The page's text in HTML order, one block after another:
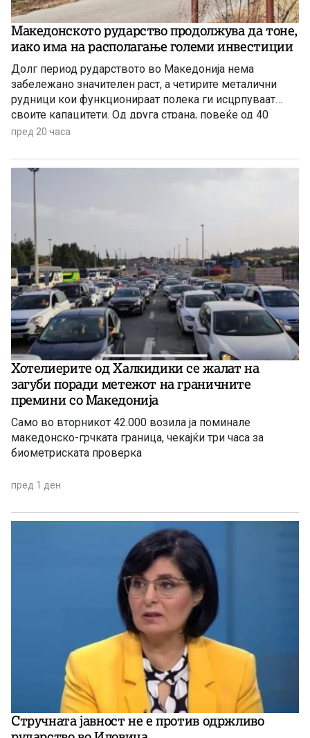
Македонското рударство продолжува да тоне,
иако има на располагање големи инвестиции
Долг период рударството во Македонија нема
забележано значителен раст, а четирите металични
рудници кои функционираат полека ги исцрпуваат
своите капацитети. Од друга страна, повеќе од 40
години се нема реализирано ниту една голема
единствена сериозна најава има за проектот за рудник
за бакар во Иловица.
пред 20 часа
Хотелиерите од Халкидики се жалат на
загуби поради метежот на граничните
премини со Македонија
Само во вторникот 42.000 возила ја поминале
македонско-грчката граница, чекајќи три часа за
биометриската проверка
пред 1 ден
Стручната јавност не е против одржливо